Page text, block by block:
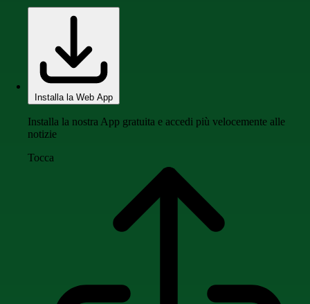
Installa la Web App
Installa la nostra App gratuita e accedi più velocemente alle
notizie
Tocca